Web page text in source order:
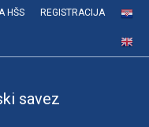
HŠS REGISTRACIJA
savez